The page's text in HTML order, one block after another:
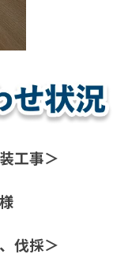
工事＞
伐採＞